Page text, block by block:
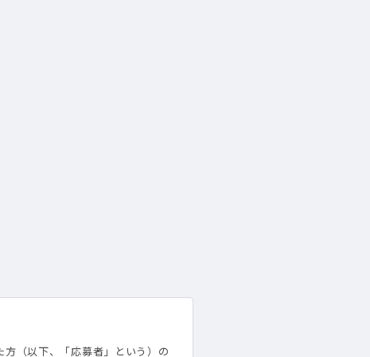
（以下、「応募者」という）の